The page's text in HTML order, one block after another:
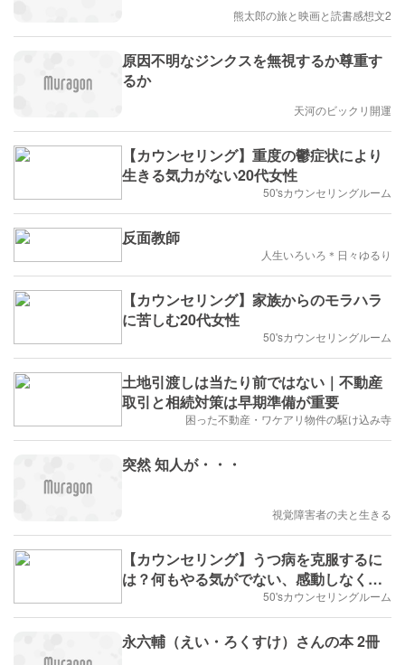
熊太郎の旅と映画と読書感想文2
原因不明なジンクスを無視するか尊重す
るか
天河のビックリ開運
【カウンセリング】重度の鬱症状により
生きる気力がない20代女性
50'sカウンセリングルーム
反面教師
人生いろいろ＊日々ゆるり
【カウンセリング】家族からのモラハラ
に苦しむ20代女性
50'sカウンセリングルーム
土地引渡しは当たり前ではない｜不動産
取引と相続対策は早期準備が重要
困った不動産・ワケアリ物件の駆け込み寺
突然 知人が・・・
視覚障害者の夫と生きる
【カウンセリング】うつ病を克服するに
は？何もやる気がでない、感動しなくな
50'sカウンセリングルーム
永六輔（えい・ろくすけ）さんの本 2冊